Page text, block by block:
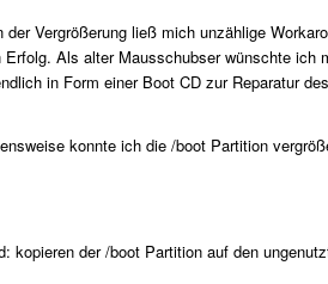
Vergrößerung ließ mich unzählige
Als alter Mausschubser wünschte ich
in Form einer Boot CD zur Reparatur
konnte ich die /boot Partition
kopieren der /boot Partition auf den